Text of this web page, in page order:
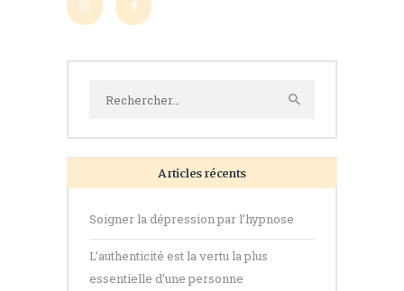
Articles récents
Soigner la dépression par l’hypnose
L’authenticité est la vertu la plus
essentielle d’une personne